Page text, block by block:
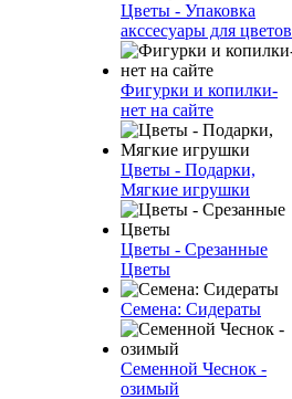
Цветы - Упаковка
акссесуары для цветов
Фигурки и копилки-
нет на сайте
Цветы - Подарки,
Мягкие игрушки
Цветы - Срезанные
Цветы
Семена: Сидераты
Семенной Чеснок -
озимый